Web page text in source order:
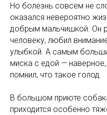
Но болезнь совсем не
оказался невероятно
добрым мальчишкой. Он
человеку, любил
улыбкой. А самым
миска с едой —
помнил, что такое голод.
В большом приюте
приходится особенно